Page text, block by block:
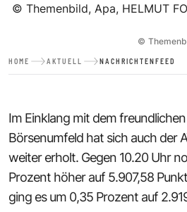
© Themenbild, Apa, HELMUT
©
HOME AKTUELL NACHRICHTENFEED
Im Einklang mit dem
Börsenumfeld hat sich auch der
weiter erholt. Gegen 10.20 Uhr
Prozent höher auf 5.907,58
ging es um 0,35 Prozent auf